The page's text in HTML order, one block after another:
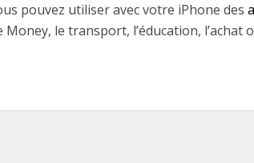
pouvez utiliser avec votre iPhone des
le transport, l’éducation, l’achat